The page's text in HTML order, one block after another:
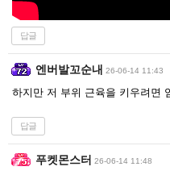
답글
엔버발꼬순내 26-06-14 11:43
하지만 저 부위 근육을 키우려면
답글
푸켓몬스터 26-06-14 11:48